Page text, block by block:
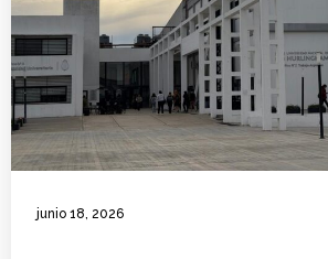
junio 18, 2026